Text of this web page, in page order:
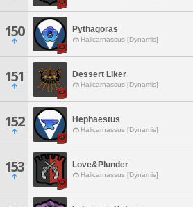
150 Pythagoras
Halicarnassus [Dynamis]
151 Dessert Liker
Halicarnassus [Dynamis]
152 Hephaestus
Halicarnassus [Dynamis]
153 Love&Plunder
Halicarnassus [Dynamis]